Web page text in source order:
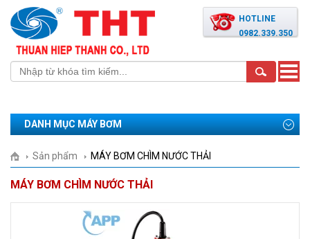
HOTLINE
0982.339.350
Toggle
DANH MỤC MÁY BƠM
Sản phẩm MÁY BƠM CHÌM NƯỚC THẢI
MÁY BƠM CHÌM NƯỚC THẢI